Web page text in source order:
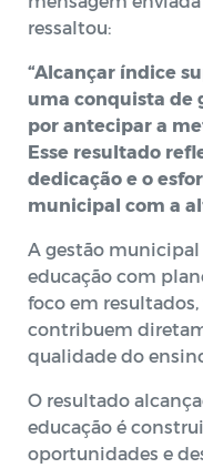
ressaltou:
“Alcançar índice
uma conquista de
por antecipar a
Esse resultado
dedicação e o
municipal com a
A gestão
educação com
foco em
contribuem
qualidade do
O resultado
educação é
oportunidades e